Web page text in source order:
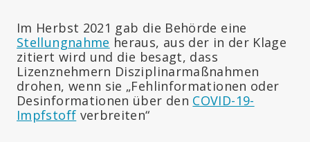
Im Herbst 2021 gab die Behörde eine
Stellungnahme heraus, aus der in der Klage
zitiert wird und die besagt, dass
Lizenznehmern Disziplinarmaßnahmen
drohen, wenn sie „Fehlinformationen oder
Desinformationen über den COVID-19-
Impfstoff verbreiten“